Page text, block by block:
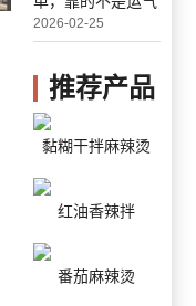
2026-02-25
推荐产品
黏糊干拌麻辣烫
红油香辣拌
番茄麻辣烫